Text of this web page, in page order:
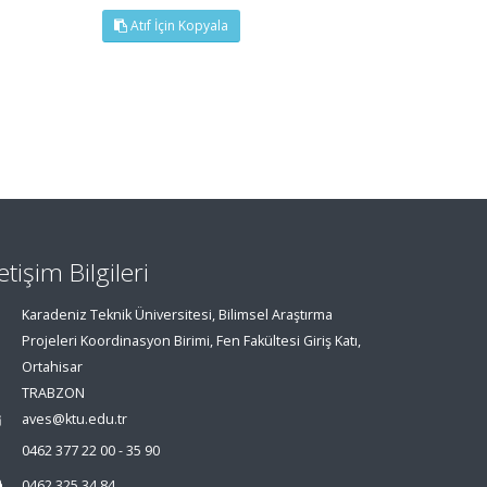
Atıf İçin Kopyala
Bilgileri
Karadeniz Teknik Üniversitesi, Bilimsel Araştırma
Projeleri Koordinasyon Birimi, Fen Fakültesi Giriş Katı,
Ortahisar
TRABZON
aves@ktu.edu.tr
0462 377 22 00 - 35 90